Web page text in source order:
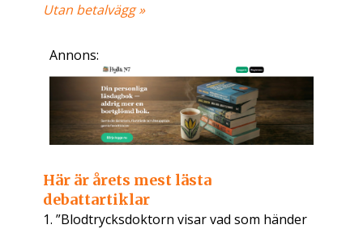
Utan betalvägg »
Annons:
Här är årets mest lästa
debattartiklar
1. ”Blodtrycksdoktorn visar vad som händer